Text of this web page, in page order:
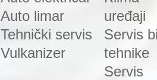
Auto limar
Tehnički servis
Vulkanizer
uređaji
Servis
tehnike
Servis